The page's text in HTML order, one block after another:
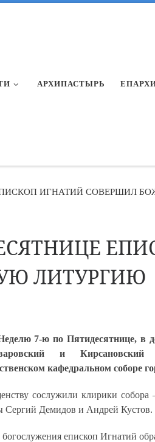
АРХИПАСТЫРЬ
ИГНАТИЙ СОВЕРШИЛ
ЛИТУРГИЮ
7-ю по Пятидесятнице, в
и
кафедральном соборе
сослужили клирики
Сергий Демидов и Андрей Кустов.
епископ Игнатий